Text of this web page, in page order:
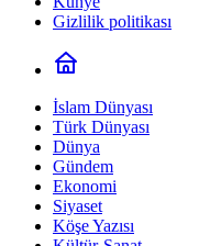
Gizlilik politikası
İslam Dünyası
Türk Dünyası
Dünya
Gündem
Ekonomi
Siyaset
Köşe Yazısı